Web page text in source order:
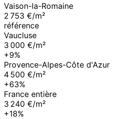
Vaison-la-Romaine
2 753 €/m²
référence
Vaucluse
3 000 €/m²
+9%
Provence-Alpes-Côte d'Azur
4 500 €/m²
+63%
France entière
3 240 €/m²
+18%